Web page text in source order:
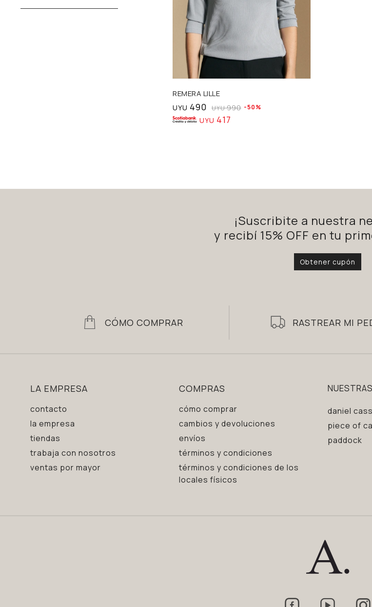
Talle
REMERA LILLE
UYU 490 UYU 990 50
UYU 417
¡Suscribite a nuestra
y recibí 15% OFF en tu
Obtener cupón
CÓMO COMPRAR RASTREAR MI
LA EMPRESA
contacto
la empresa
tiendas
trabaja con nosotros
ventas por mayor
COMPRAS
cómo comprar
cambios y devoluciones
envíos
términos y condiciones
términos y condiciones de los
locales físicos
daniel
piece of
paddock